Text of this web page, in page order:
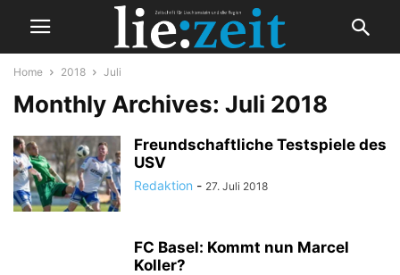
Home 2018 Juli
Monthly Archives: Juli 2018
Freundschaftliche Testspiele des
USV
Redaktion - 27. Juli 2018
FC Basel: Kommt nun Marcel
Koller?